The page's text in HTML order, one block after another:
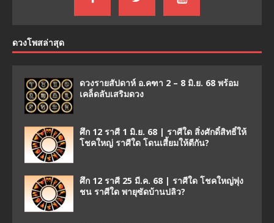
ดวงโพสล่าสุด
ดวงรายสัปดาห์ อ.คฑา 2 – 8 มิ.ย. 68 พร้อม
เคล็ดลับเสริมดวง
ศึก 12 ราศี 1 มิ.ย. 68 | ราศีใด สิ่งศักดิ์สิทธิ์ให้
โชคใหญ่ ราศีใด โดนเสี้ยมให้ตีกัน?
ศึก 12 ราศี 25 มี.ค. 68 | ราศีใด โชคใหญ่พุ่ง
ชน ราศีใด พายุซัดบ้านปลิว?